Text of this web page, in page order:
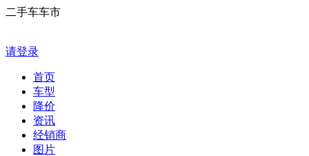
二手车车市
请登录
首页
车型
降价
资讯
经销商
图片